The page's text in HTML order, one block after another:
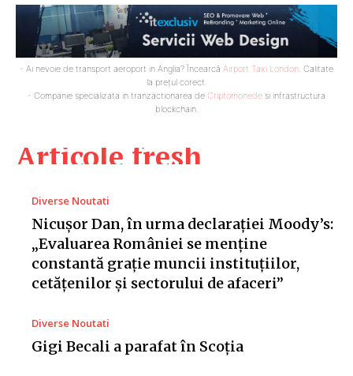
Articole fresh
Diverse Noutati
Nicușor Dan, în urma declarației Moody’s:
„Evaluarea României se menține
constantă grație muncii instituțiilor,
cetățenilor și sectorului de afaceri”
Diverse Noutati
Gigi Becali a parafat în Scoția
- Ai nevoie de transport aeroport in Anglia? Încearcă Airport Taxi London. Calitate
la prețul corect.
- Companie specializata in tranzactionarea de Criptomonede si infrastructura
blockchain.